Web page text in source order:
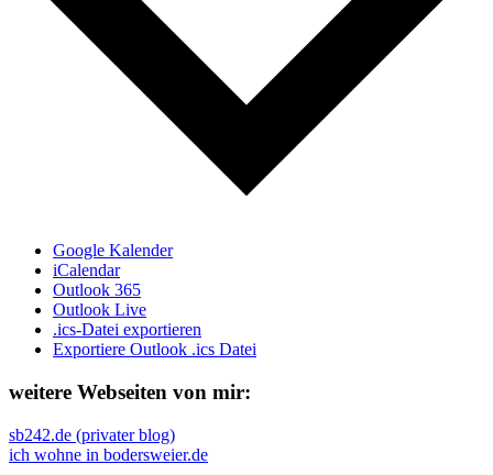
Google Kalender
iCalendar
Outlook 365
Outlook Live
.ics-Datei exportieren
Exportiere Outlook .ics Datei
weitere Webseiten von mir:
sb242.de (privater blog)
ich wohne in bodersweier.de